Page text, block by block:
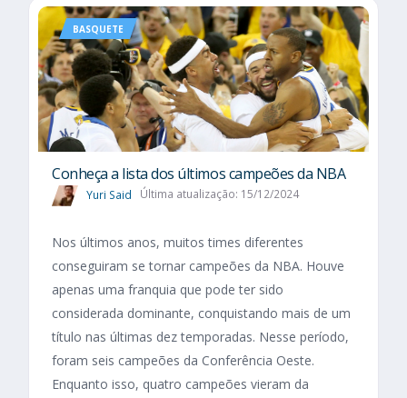
BASQUETE
Conheça a lista dos últimos campeões da NBA
Yuri Said Última atualização: 15/12/2024
Nos últimos anos, muitos times diferentes
conseguiram se tornar campeões da NBA. Houve
apenas uma franquia que pode ter sido
considerada dominante, conquistando mais de um
título nas últimas dez temporadas. Nesse período,
foram seis campeões da Conferência Oeste.
Enquanto isso, quatro campeões vieram da